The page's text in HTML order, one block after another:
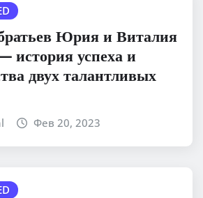
Юрия и Виталия
история успеха и
двух талантливых
Фев 20, 2023